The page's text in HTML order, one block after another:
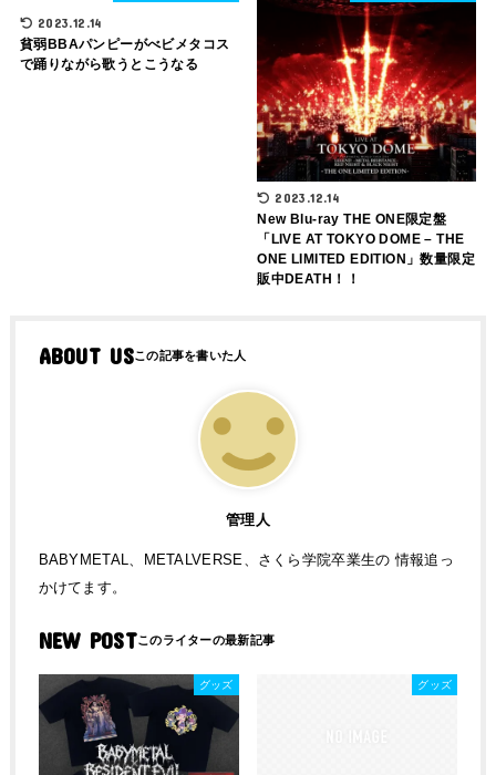
2023.12.14
貧弱BBAパンピーがべビメタコス
で踊りながら歌うとこうなる
2023.12.14
New Blu-ray THE ONE限定盤
「LIVE AT TOKYO DOME – THE
ONE LIMITED EDITION」数量限定
販中DEATH！！
ABOUT US
管理人
BABYMETAL、METALVERSE、さくら学院卒業生の 情報追っ
かけてます。
NEW POST
グッズ グッズ